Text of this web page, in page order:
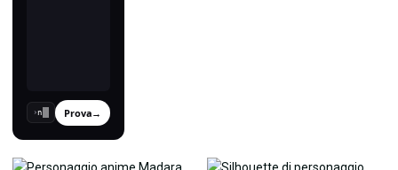
› Prova